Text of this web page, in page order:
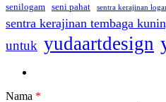
senilogam seni pahat sentra kerajinan
sentra kerajinan tembaga
untuk yudaartdesign
Nama *